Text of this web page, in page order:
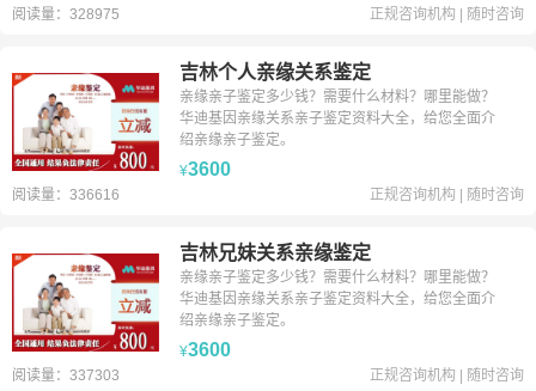
阅读量：328975 正规咨询机构 随时咨询
吉林个人亲缘关系鉴定
亲缘亲子鉴定多少钱？需要什么材料？哪里能做？
华迪基因亲缘关系亲子鉴定资料大全，给您全面介
绍亲缘亲子鉴定。
¥3600
阅读量：336616 正规咨询机构 随时咨询
吉林兄妹关系亲缘鉴定
亲缘亲子鉴定多少钱？需要什么材料？哪里能做？
华迪基因亲缘关系亲子鉴定资料大全，给您全面介
绍亲缘亲子鉴定。
¥3600
阅读量：337303 正规咨询机构 随时咨询